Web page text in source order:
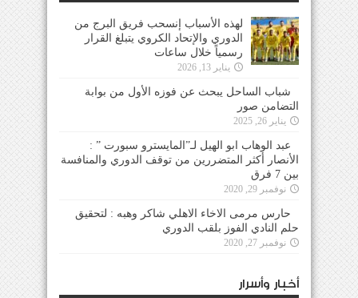
لهذه الأسباب إنسحب فريق البرج من
الدوري والإتحاد الكروي يتبلغ القرار
رسمياً خلال ساعات
يناير 13, 2026
شباب الساحل يبحث عن فوزه الأول من بوابة
التضامن صور
يناير 26, 2025
عبد الوهاب ابو الهيل لـ”المايسترو سبورت ” :
الأنصار أكثر المتضررين من توقف الدوري والمنافسة
بين 7 فرق
نوفمبر 29, 2020
حارس مرمى الاخاء الاهلي شاكر وهبه : لتحقيق
حلم النادي الفوز بلقب الدوري
نوفمبر 27, 2020
أخبار وأسرار